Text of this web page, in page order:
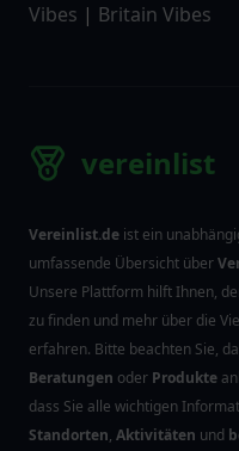
Vibes | Britain Vibes
vereinlist
Vereinlist.de ist ein
umfassende Übersicht über
Unsere Plattform hilft Ihnen,
zu finden und mehr über die
erfahren. Bitte beachten Sie,
Beratungen oder Produkte
dass Sie alle wichtigen
Standorten, Aktivitäten und